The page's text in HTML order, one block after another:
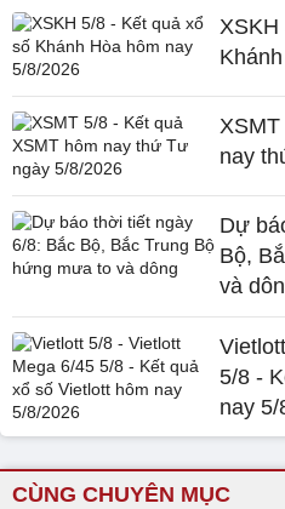
XSKH
nay
Dự
Bộ,
và
5/8 -
nay 5/
CÙNG CHUYÊN MỤC